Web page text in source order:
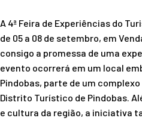
A 4ª Feira de Experiências do
de 05 a 08 de setembro, em
consigo a promessa de uma
evento ocorrerá em um local
Pindobas, parte de um
Distrito Turístico de Pindobas.
e cultura da região, a iniciativa